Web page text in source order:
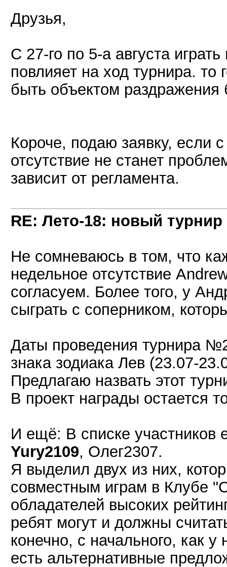
Друзья,
С 27-го по 5-а августа
повлияет на ход турнира. то
быть объектом
Короче, подаю заявку, если
отсутствие не станет
зависит от регламента.
RE: Лето-18: новый турнир
Не сомневаюсь в том, что
недельное отсутствие
согласуем. Более того, у
сыграть с соперником,
Даты проведения турнира
знака зодиака Лев (23.07-
Предлагаю назвать этот
В проект награды остается
И ещё: В списке участников
Yury2109, Олег2307.
Я выделил двух из них,
совместным играм в Клубе
обладателей высоких
ребят могут и должны
конечно, с начального, как
есть альтернативные